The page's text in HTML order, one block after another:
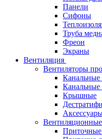
Панели
Сифоны
Труба
Фреон
Экраны
Вентиляция
Вентиляторы
Канальные
Канальные
Крышные
Вентиляционные
Приточные